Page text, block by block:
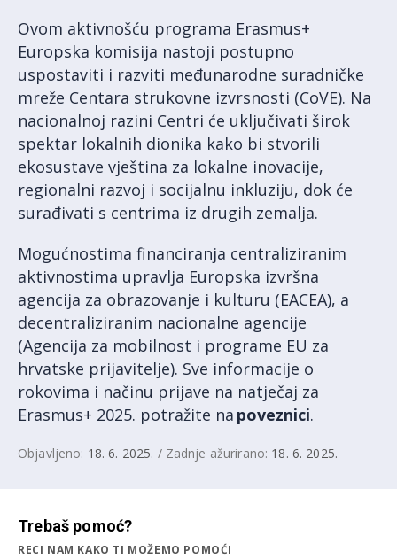
Ovom aktivnošću programa Erasmus+
Europska komisija nastoji postupno
uspostaviti i razviti međunarodne suradničke
mreže Centara strukovne izvrsnosti (CoVE). Na
nacionalnoj razini Centri će uključivati širok
spektar lokalnih dionika kako bi stvorili
ekosustave vještina za lokalne inovacije,
regionalni razvoj i socijalnu inkluziju, dok će
surađivati s centrima iz drugih zemalja.
Mogućnostima financiranja centraliziranim
aktivnostima upravlja Europska izvršna
agencija za obrazovanje i kulturu (EACEA), a
decentraliziranim nacionalne agencije
(Agencija za mobilnost i programe EU za
hrvatske prijavitelje). Sve informacije o
rokovima i načinu prijave na natječaj za
Erasmus+ 2025. potražite na poveznici.
Objavljeno: 18. 6. 2025. / Zadnje ažurirano: 18. 6. 2025.
Trebaš pomoć?
RECI NAM KAKO TI MOŽEMO POMOĆI